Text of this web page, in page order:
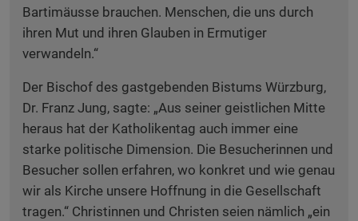
Bartimäusse brauchen. Menschen, die uns durch
ihren Mut und ihren Glauben in Ermutiger
verwandeln.“
Der Bischof des gastgebenden Bistums Würzburg,
Dr. Franz Jung, sagte: „Aus seiner geistlichen Mitte
heraus hat der Katholikentag auch immer eine
starke politische Dimension. Die Besucherinnen und
Besucher sollen erfahren, wo konkret und wie genau
wir als Kirche unsere Hoffnung in die Gesellschaft
tragen.“ Christinnen und Christen seien nämlich „ein